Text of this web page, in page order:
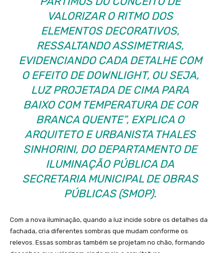
VALORIZAR O RITMO DOS
ELEMENTOS DECORATIVOS,
RESSALTANDO ASSIMETRIAS,
EVIDENCIANDO CADA DETALHE COM
O EFEITO DE DOWNLIGHT, OU SEJA,
LUZ PROJETADA DE CIMA PARA
BAIXO COM TEMPERATURA DE COR
BRANCA QUENTE”, EXPLICA O
ARQUITETO E URBANISTA THALES
SINHORINI, DO DEPARTAMENTO DE
ILUMINAÇÃO PÚBLICA DA
SECRETARIA MUNICIPAL DE OBRAS
PÚBLICAS (SMOP).
Com a nova iluminação, quando a luz incide sobre os detalhes da
fachada, cria diferentes sombras que mudam conforme os
relevos. Essas sombras também se projetam no chão, formando